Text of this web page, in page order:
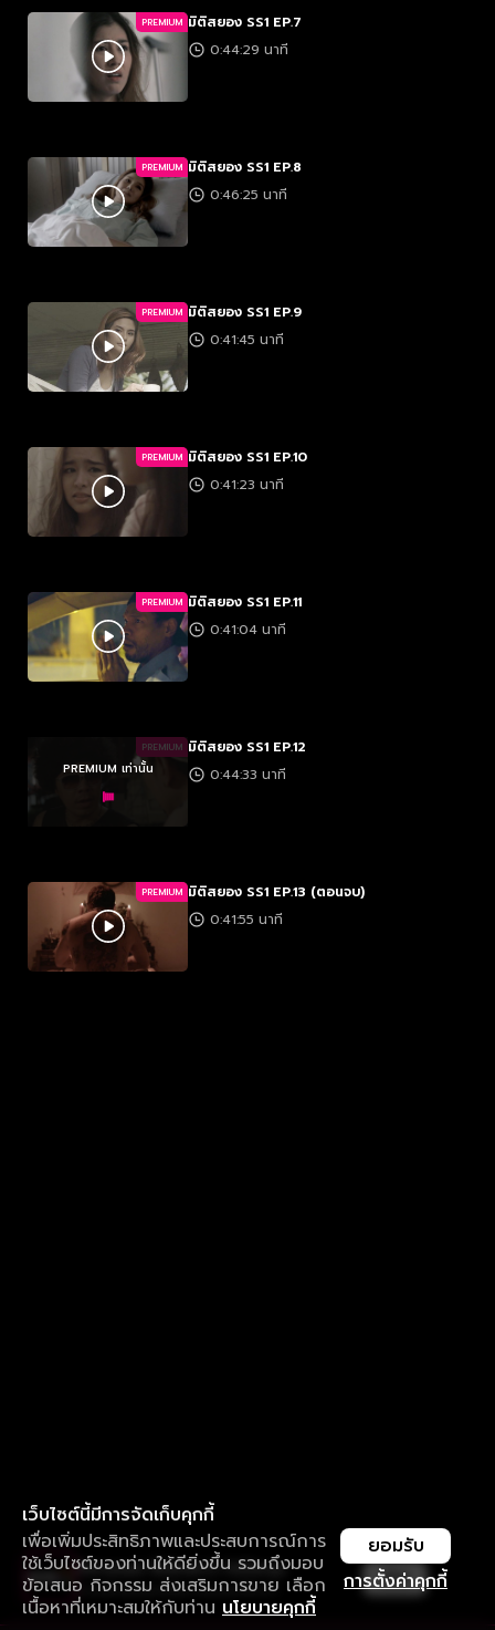
PREMIUM มิติสยอง SS1 EP.7
0:44:29 นาที
PREMIUM มิติสยอง SS1 EP.8
0:46:25 นาที
PREMIUM มิติสยอง SS1 EP.9
0:41:45 นาที
PREMIUM มิติสยอง SS1 EP.10
0:41:23 นาที
PREMIUM มิติสยอง SS1 EP.11
0:41:04 นาที
PREMIUM
PREMIUM เท่านั้น
มิติสยอง SS1 EP.12
0:44:33 นาที
PREMIUM มิติสยอง SS1 EP.13 (ตอนจบ)
0:41:55 นาที
เว็บไซต์นี้มีการจัดเก็บคุกกี้
เพื่อเพิ่มประสิทธิภาพและประสบการณ์การ
ใช้เว็บไซต์ของท่านให้ดียิ่งขึ้น รวมถึงมอบ
ข้อเสนอ กิจกรรม ส่งเสริมการขาย เลือก
เนื้อหาที่เหมาะสมให้กับท่าน นโยบายคุกกี้
การตั้งค่าคุกกี้
ยอมรับ
ใช้งานแอป ลื่นไหลกว่า ไม่มีสะดุด
ดาวน์โหลดแอปเพื่อการรับชมที่ดีกว่า เปิด